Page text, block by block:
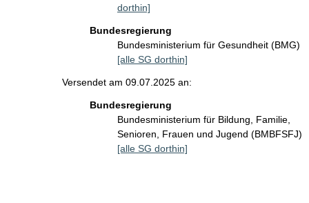
dorthin]
Bundesregierung
Bundesministerium für Gesundheit (BMG)
[alle SG dorthin]
Versendet am 09.07.2025 an:
Bundesregierung
Bundesministerium für Bildung, Familie,
Senioren, Frauen und Jugend (BMBFSFJ)
[alle SG dorthin]